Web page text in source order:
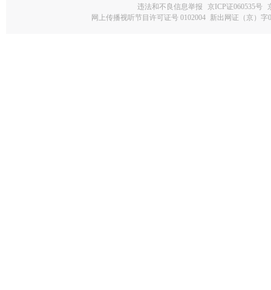
违法和不良信息举报 京ICP证060535号
网上传播视听节目许可证号 0102004 新出网证（京）